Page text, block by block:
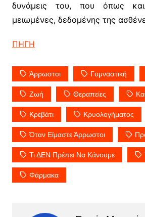
δυνάμεις του, που όπως
μειωμένες, δεδομένης της
ΠΗΓΗ
Άρρωστοι Γυμναστική
Ζωή Θεραπείες
Κρεβάτι Κρυολογήματος
Όταν Είμαστε Άρρωστοι
Τι ΔΕΝ Πρέπει Να Κάνουμε
Φάρμακα